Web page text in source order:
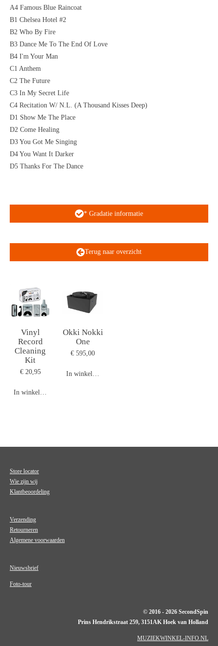
A4 Famous Blue Raincoat
B1 Chelsea Hotel #2
B2 Who By Fire
B3 Dance Me To The End Of Love
B4 I'm Your Man
C1 Anthem
C2 The Future
C3 In My Secret Life
C4 Recitation W/ N.L. (A Thousand Kisses Deep)
D1 Show Me The Place
D2 Come Healing
D3 You Got Me Singing
D4 You Want It Darker
D5 Thanks For The Dance
* Gradatie informatie
Terug naar overzicht
Vinyl
Record
Cleaning
Kit
€ 20,95
In winkelwagen
Okki Nokki
One
€ 595,00
In winkelwagen
Store locator
Wie zijn wij
Klantbeoordeling
Verzending
Retourneren
Algemene voorwaarden
Nieuwsbrief
Foto-tour
© 2016 - 2026 SecondSpin
Prins Hendrikstraat 259, 3151AK Hoek van Holland
MUZIEKWINKEL-INFO.NL